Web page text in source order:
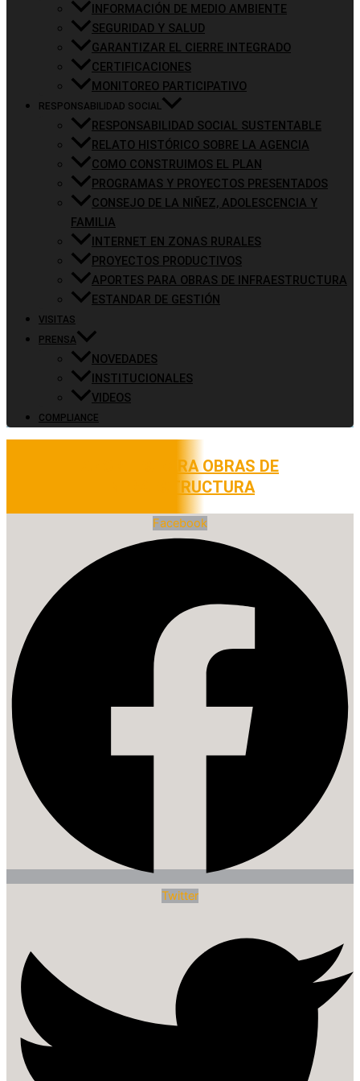
INFORMACIÓN DE MEDIO AMBIENTE
SEGURIDAD Y SALUD
GARANTIZAR EL CIERRE INTEGRADO
CERTIFICACIONES
MONITOREO PARTICIPATIVO
RESPONSABILIDAD SOCIAL
RESPONSABILIDAD SOCIAL SUSTENTABLE
RELATO HISTÓRICO SOBRE LA AGENCIA
COMO CONSTRUIMOS EL PLAN
PROGRAMAS Y PROYECTOS PRESENTADOS
CONSEJO DE LA NIÑEZ, ADOLESCENCIA Y
FAMILIA
INTERNET EN ZONAS RURALES
PROYECTOS PRODUCTIVOS
APORTES PARA OBRAS DE INFRAESTRUCTURA
ESTANDAR DE GESTIÓN
VISITAS
PRENSA
NOVEDADES
INSTITUCIONALES
VIDEOS
COMPLIANCE
APORTES PARA OBRAS DE
INFRAESTRUCTURA
Facebook
Twitter